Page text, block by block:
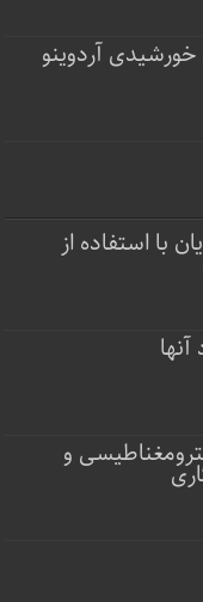
خورشیدی آردوینو
با استفاده از
و